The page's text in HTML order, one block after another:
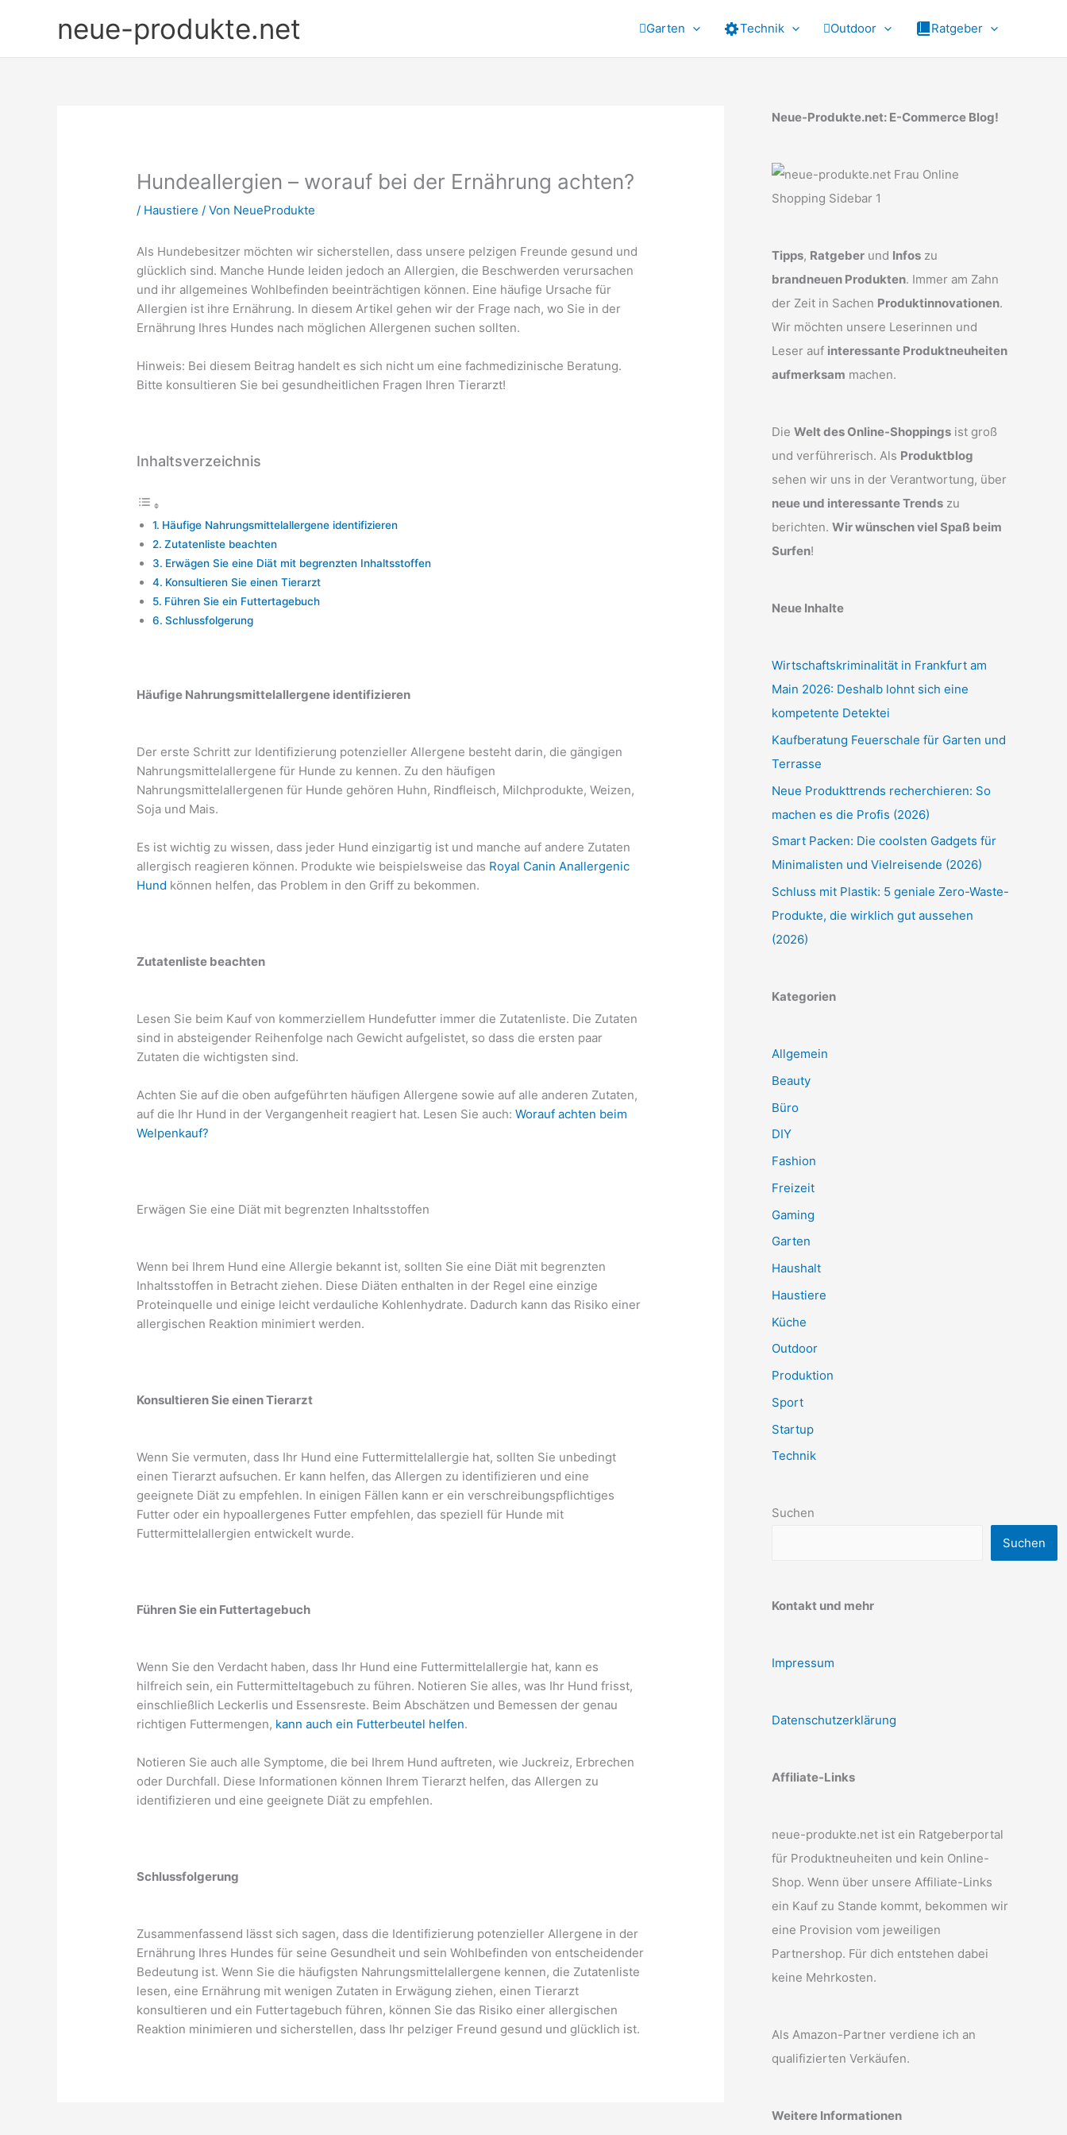
neue-produkte.net Garten Technik Outdoor Ratgeber
Hundeallergien – worauf bei der Ernährung achten?
/ Haustiere / Von NeueProdukte
Als Hundebesitzer möchten wir sicherstellen, dass unsere pelzigen Freunde gesund und
glücklich sind. Manche Hunde leiden jedoch an Allergien, die Beschwerden verursachen
und ihr allgemeines Wohlbefinden beeinträchtigen können. Eine häufige Ursache für
Allergien ist ihre Ernährung. In diesem Artikel gehen wir der Frage nach, wo Sie in der
Ernährung Ihres Hundes nach möglichen Allergenen suchen sollten.
Hinweis: Bei diesem Beitrag handelt es sich nicht um eine fachmedizinische Beratung.
Bitte konsultieren Sie bei gesundheitlichen Fragen Ihren Tierarzt!
Inhaltsverzeichnis
Häufige Nahrungsmittelallergene identifizieren
Zutatenliste beachten
Erwägen Sie eine Diät mit begrenzten Inhaltsstoffen
Konsultieren Sie einen Tierarzt
Führen Sie ein Futtertagebuch
Schlussfolgerung
Häufige Nahrungsmittelallergene identifizieren
Der erste Schritt zur Identifizierung potenzieller Allergene besteht darin, die gängigen
Nahrungsmittelallergene für Hunde zu kennen. Zu den häufigen
Nahrungsmittelallergenen für Hunde gehören Huhn, Rindfleisch, Milchprodukte, Weizen,
Soja und Mais.
Es ist wichtig zu wissen, dass jeder Hund einzigartig ist und manche auf andere Zutaten
allergisch reagieren können. Produkte wie beispielsweise das Royal Canin Anallergenic
Hund können helfen, das Problem in den Griff zu bekommen.
Zutatenliste beachten
Lesen Sie beim Kauf von kommerziellem Hundefutter immer die Zutatenliste. Die Zutaten
sind in absteigender Reihenfolge nach Gewicht aufgelistet, so dass die ersten paar
Zutaten die wichtigsten sind.
Achten Sie auf die oben aufgeführten häufigen Allergene sowie auf alle anderen Zutaten,
auf die Ihr Hund in der Vergangenheit reagiert hat. Lesen Sie auch:Worauf achten beim
Welpenkauf?
Erwägen Sie eine Diät mit begrenzten Inhaltsstoffen
Wenn bei Ihrem Hund eine Allergie bekannt ist, sollten Sie eine Diät mit begrenzten
Inhaltsstoffen in Betracht ziehen. Diese Diäten enthalten in der Regel eine einzige
Proteinquelle und einige leicht verdauliche Kohlenhydrate. Dadurch kann das Risiko einer
allergischen Reaktion minimiert werden.
Konsultieren Sie einen Tierarzt
Wenn Sie vermuten, dass Ihr Hund eine Futtermittelallergie hat, sollten Sie unbedingt
einen Tierarzt aufsuchen. Er kann helfen, das Allergen zu identifizieren und eine
geeignete Diät zu empfehlen. In einigen Fällen kann er ein verschreibungspflichtiges
Futter oder ein hypoallergenes Futter empfehlen, das speziell für Hunde mit
Futtermittelallergien entwickelt wurde.
Führen Sie ein Futtertagebuch
Wenn Sie den Verdacht haben, dass Ihr Hund eine Futtermittelallergie hat, kann es
hilfreich sein, ein Futtermitteltagebuch zu führen. Notieren Sie alles, was Ihr Hund frisst,
einschließlich Leckerlis und Essensreste. Beim Abschätzen und Bemessen der genau
richtigen Futtermengen, kann auch ein Futterbeutel helfen.
Notieren Sie auch alle Symptome, die bei Ihrem Hund auftreten, wie Juckreiz, Erbrechen
oder Durchfall. Diese Informationen können Ihrem Tierarzt helfen, das Allergen zu
identifizieren und eine geeignete Diät zu empfehlen.
Schlussfolgerung
Zusammenfassend lässt sich sagen, dass die Identifizierung potenzieller Allergene in der
Ernährung Ihres Hundes für seine Gesundheit und sein Wohlbefinden von entscheidender
Bedeutung ist. Wenn Sie die häufigsten Nahrungsmittelallergene kennen, die Zutatenliste
lesen, eine Ernährung mit wenigen Zutaten in Erwägung ziehen, einen Tierarzt
konsultieren und ein Futtertagebuch führen, können Sie das Risiko einer allergischen
Reaktion minimieren und sicherstellen, dass Ihr pelziger Freund gesund und glücklich ist.
Neue-Produkte.net: E-Commerce Blog!
Tipps, Ratgeber und Infos zu
brandneuen Produkten. Immer am Zahn
der Zeit in Sachen Produktinnovationen.
Wir möchten unsere Leserinnen und
Leser auf interessante Produktneuheiten
aufmerksam machen.
Die Welt des Online-Shoppings ist groß
und verführerisch. Als Produktblog
sehen wir uns in der Verantwortung, über
neue und interessante Trends zu
berichten. Wir wünschen viel Spaß beim
Surfen!
Neue Inhalte
Wirtschaftskriminalität in Frankfurt am
Main 2026: Deshalb lohnt sich eine
kompetente Detektei
Kaufberatung Feuerschale für Garten und
Terrasse
Neue Produkttrends recherchieren: So
machen es die Profis (2026)
Smart Packen: Die coolsten Gadgets für
Minimalisten und Vielreisende (2026)
Schluss mit Plastik: 5 geniale Zero-Waste-
Produkte, die wirklich gut aussehen
(2026)
Kategorien
Allgemein
Beauty
Büro
DIY
Fashion
Freizeit
Gaming
Garten
Haushalt
Haustiere
Küche
Outdoor
Produktion
Sport
Startup
Technik
Suchen
Suchen
Kontakt und mehr
Impressum
Datenschutzerklärung
Affiliate-Links
neue-produkte.net ist ein Ratgeberportal
für Produktneuheiten und kein Online-
Shop. Wenn über unsere Affiliate-Links
ein Kauf zu Stande kommt, bekommen wir
eine Provision vom jeweiligen
Partnershop. Für dich entstehen dabei
keine Mehrkosten.
Als Amazon-Partner verdiene ich an
qualifizierten Verkäufen.
Weitere Informationen